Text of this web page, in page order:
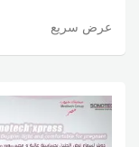
عرض سريع